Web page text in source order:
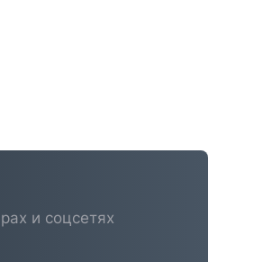
и соцсетях